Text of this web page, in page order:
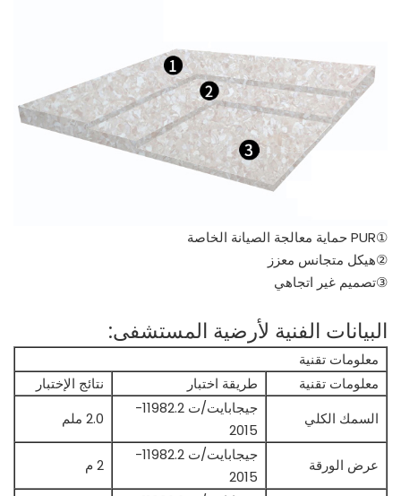
①PUR حماية معالجة الصيانة الخاصة
②هيكل متجانس معزز
③تصميم غير اتجاهي
البيانات الفنية لأرضية المستشفى:
معلومات تقنية
معلومات تقنية
طريقة اختبار
نتائج الإختبار
السمك الكلي
جيجابايت/ت 11982.2-
2015
2.0 ملم
عرض الورقة
جيجابايت/ت 11982.2-
2015
2 م